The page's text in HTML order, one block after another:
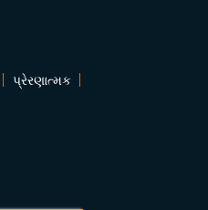
પ્રેરણાત્મક